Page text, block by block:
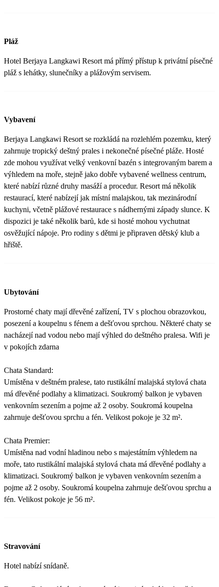
Pláž
Hotel Berjaya Langkawi Resort má přímý přístup k privátní písečné
pláž s lehátky, slunečníky a plážovým servisem.
Vybavení
Berjaya Langkawi Resort se rozkládá na rozlehlém pozemku, který
zahrnuje tropický deštný prales i nekonečné písečné pláže. Hosté
zde mohou využívat velký venkovní bazén s integrovaným barem a
výhledem na moře, stejně jako dobře vybavené wellness centrum,
které nabízí různé druhy masáží a procedur. Resort má několik
restaurací, které nabízejí jak místní malajskou, tak mezinárodní
kuchyni, včetně plážové restaurace s nádhernými západy slunce. K
dispozici je také několik barů, kde si hosté mohou vychutnat
osvěžující nápoje. Pro rodiny s dětmi je připraven dětský klub a
hřiště.
Ubytování
Prostorné chaty mají dřevěné zařízení, TV s plochou obrazovkou,
posezení a koupelnu s fénem a dešťovou sprchou. Některé chaty se
nacházejí nad vodou nebo mají výhled do deštného pralesa. Wifi je
v pokojích zdarna
Chata Standard:
Umístěna v deštném pralese, tato rustikální malajská stylová chata
má dřevěné podlahy a klimatizaci. Soukromý balkon je vybaven
venkovním sezením a pojme až 2 osoby. Soukromá koupelna
zahrnuje dešťovou sprchu a fén. Velikost pokoje je 32 m².
Chata Premier:
Umístěna nad vodní hladinou nebo s majestátním výhledem na
moře, tato rustikální malajská stylová chata má dřevěné podlahy a
klimatizaci. Soukromý balkon je vybaven venkovním sezením a
pojme až 2 osoby. Soukromá koupelna zahrnuje dešťovou sprchu a
fén. Velikost pokoje je 56 m².
Stravování
Hotel nabízí snídaně.